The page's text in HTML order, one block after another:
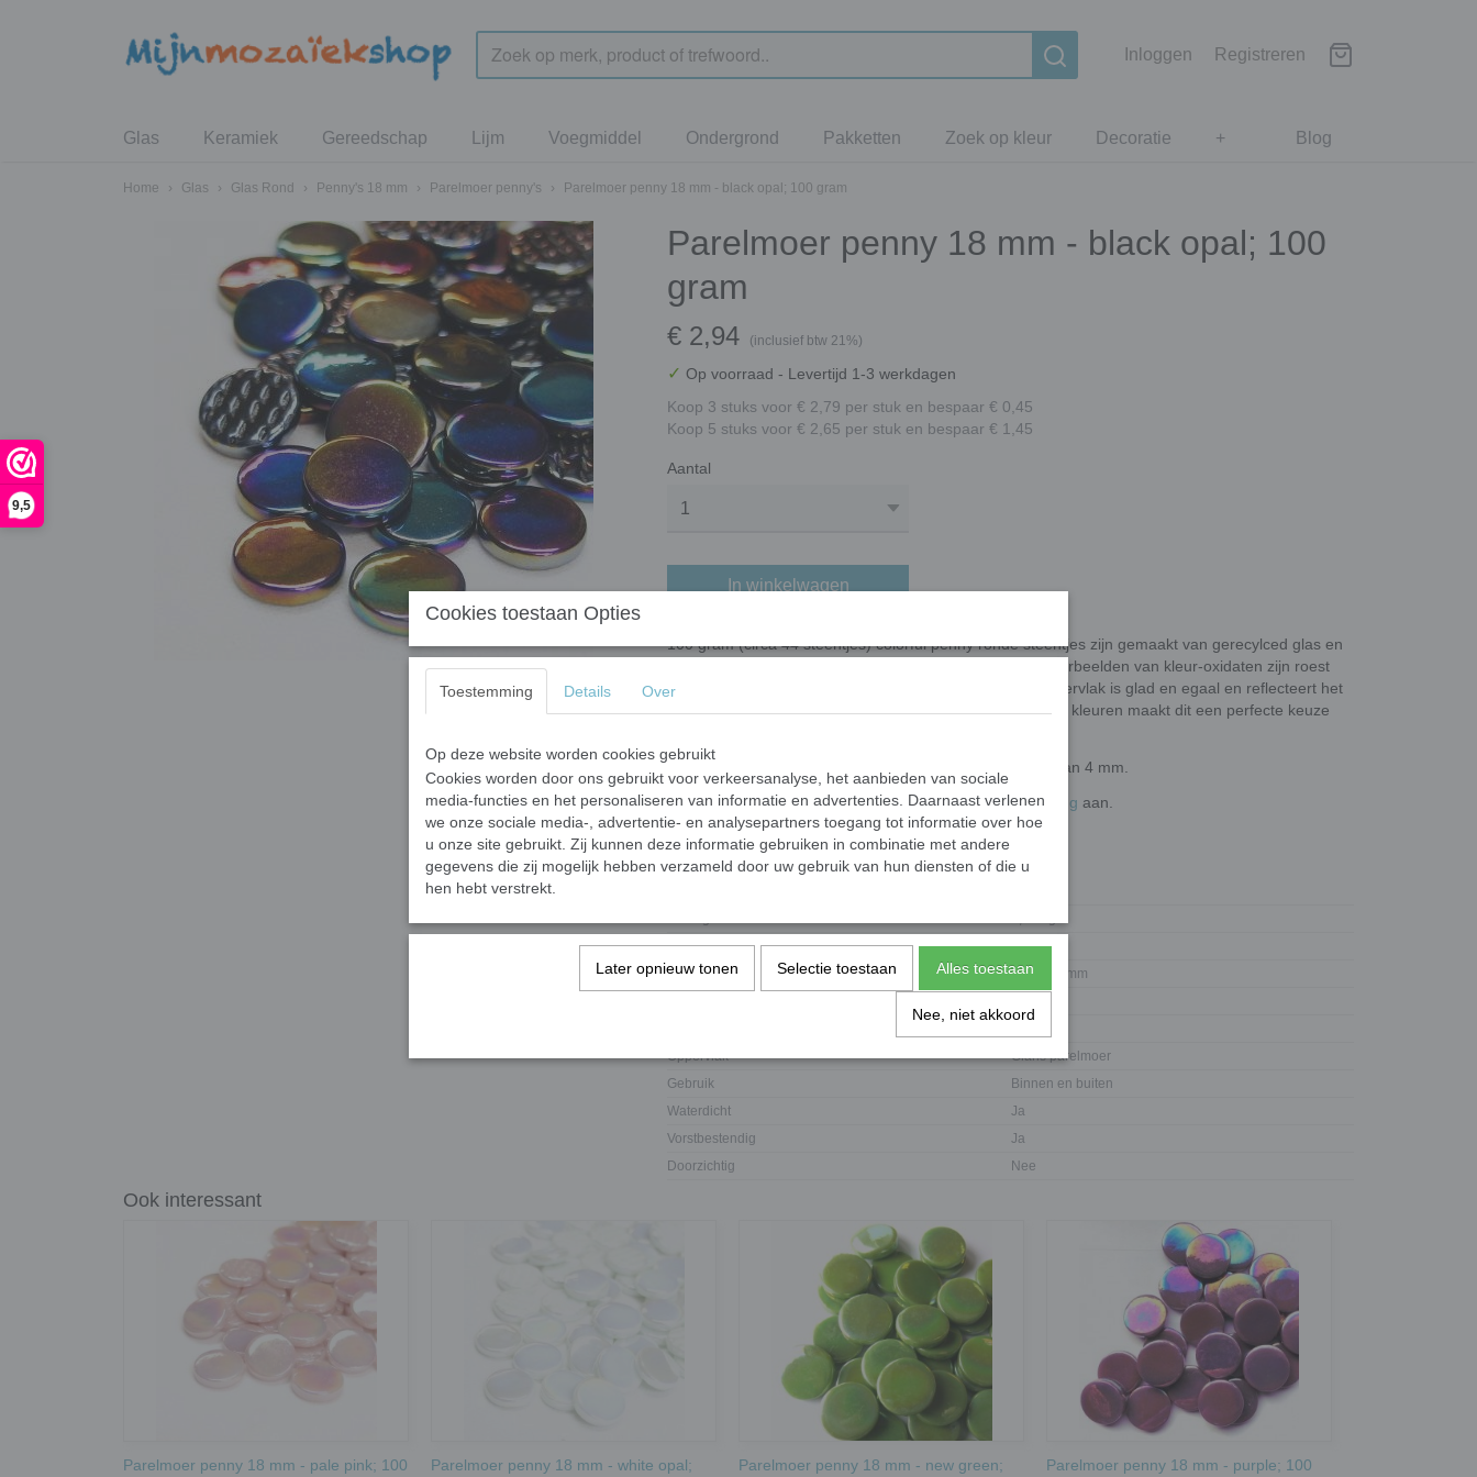
9,5
Inloggen Registreren
Blog
Glas Keramiek Gereedschap Lijm Voegmiddel Ondergrond Pakketten Zoek op kleur Decoratie +
Home › Glas › Glas Rond › Penny's 18 mm › Parelmoer penny's › Parelmoer penny 18 mm - black opal; 100 gram
Parelmoer penny 18 mm - black opal; 100
gram
€ 2,94 (inclusief btw 21%)
✓ Op voorraad - Levertijd 1-3 werkdagen
Koop 3 stuks voor € 2,79 per stuk en bespaar € 0,45
Koop 5 stuks voor € 2,65 per stuk en bespaar € 1,45
Aantal
In winkelwagen
100 gram (circa 44 steentjes) colorful penny ronde steentjes zijn gemaakt van gerecylced glas en
gekleurd met natuurlijke mineralen en kleur-oxidaten. Voorbeelden van kleur-oxidaten zijn roest
(geoxideerd ijzer) en patina (geoxideerd koper). Het oppervlak is glad en egaal en reflecteert het
licht voor een levendige kleur. Door de brede selectie aan kleuren maakt dit een perfecte keuze
Een penny heeft een diameter van 18 mm en een dikte van 4 mm.
Voor het knippen van de steentjes raden wij dewieltjestang aan.
Specificaties
Eenheid
100 gram
Afmeting steentje
Rond 18 mm
Oppervlak
Glans parelmoer
Gebruik
Binnen en buiten
Waterdicht
Ja
Vorstbestendig
Ja
Doorzichtig
Nee
Ook interessant
Parelmoer penny 18 mm - pale pink; 100
Parelmoer penny 18 mm - white opal;
Parelmoer penny 18 mm - new green;
Parelmoer penny 18 mm - purple; 100
Cookies toestaan Opties
Toestemming Details Over
Op deze website worden cookies gebruikt
Cookies worden door ons gebruikt voor verkeersanalyse, het aanbieden van sociale
media-functies en het personaliseren van informatie en advertenties. Daarnaast verlenen
we onze sociale media-, advertentie- en analysepartners toegang tot informatie over hoe
u onze site gebruikt. Zij kunnen deze informatie gebruiken in combinatie met andere
gegevens die zij mogelijk hebben verzameld door uw gebruik van hun diensten of die u
hen hebt verstrekt.
Later opnieuw tonen Selectie toestaan Alles toestaan
Nee, niet akkoord